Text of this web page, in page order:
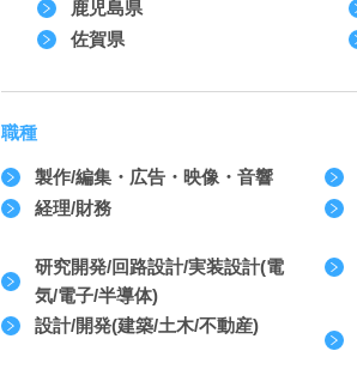
鹿児島県
佐賀県
職種
製作/編集・広告・映像・音響
経理/財務
研究開発/回路設計/実装設計(電
気/電子/半導体)
設計/開発(建築/土木/不動産)